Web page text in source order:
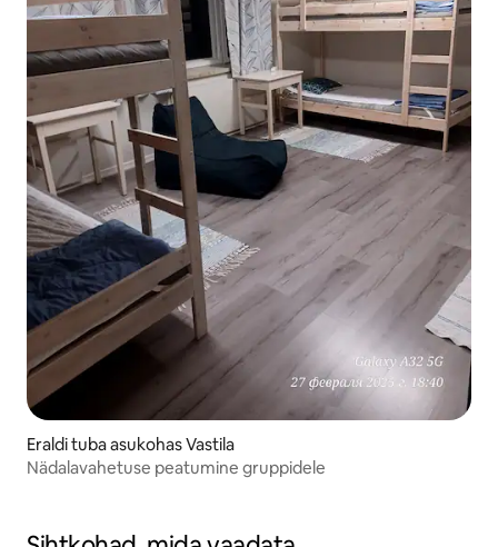
Eraldi tuba asukohas Vastila
Nädalavahetuse peatumine gruppidele